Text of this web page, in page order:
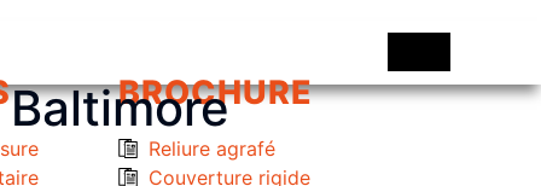
BROCHURE
Reliure agrafé
Couverture rigide
Baltimore